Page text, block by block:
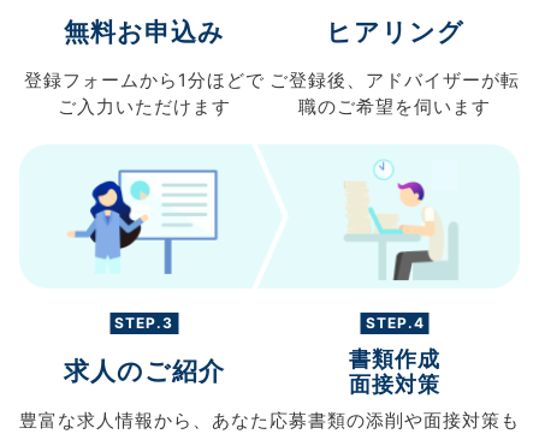
無料お申込み
登録フォームから 1分ほどで
ご入力 いただけます
ヒアリング
ご登録後、 アドバイザーが転
職のご希望を伺います
STEP.3
求人のご紹介
豊富な求人情報から、 あなた
STEP.4
書類作成
面接対策
応募書類の添削や面接対策も